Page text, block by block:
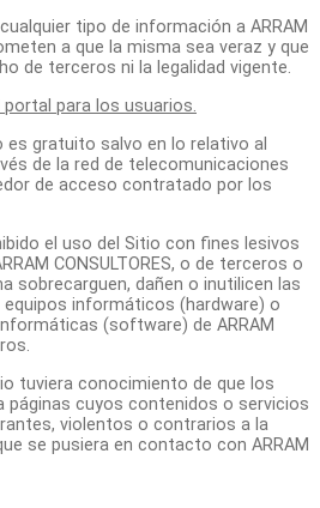
tipo de información a ARRAM
a que la misma sea veraz y que
de terceros ni la legalidad vigente.
para los usuarios.
es gratuito salvo en lo relativo al
de la red de telecomunicaciones
de acceso contratado por los
el uso del Sitio con fines lesivos
CONSULTORES, o de terceros o
sobrecarguen, dañen o inutilicen las
informáticos (hardware) o
(software) de ARRAM
tuviera conocimiento de que los
páginas cuyos contenidos o servicios
violentos o contrarios a la
se pusiera en contacto con ARRAM